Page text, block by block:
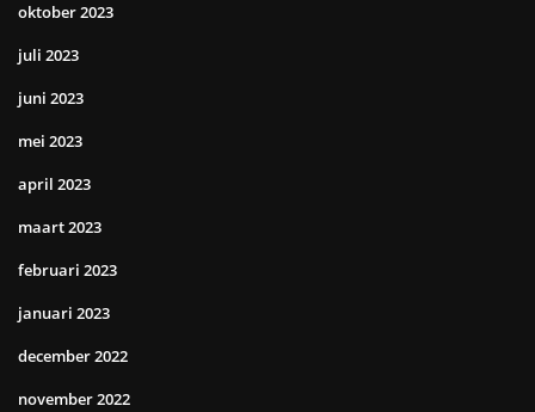
oktober 2023
juli 2023
juni 2023
mei 2023
april 2023
maart 2023
februari 2023
januari 2023
december 2022
november 2022